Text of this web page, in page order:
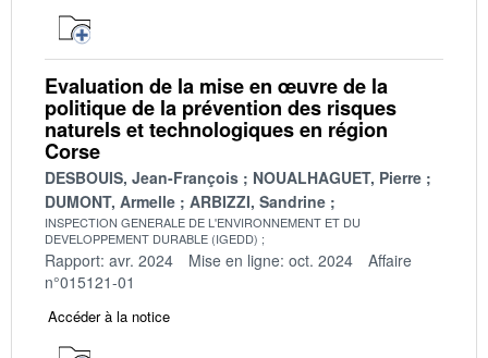
Evaluation de la mise en œuvre de la
politique de la prévention des risques
naturels et technologiques en région
Corse
DESBOUIS, Jean-François
NOUALHAGUET, Pierre
DUMONT, Armelle
ARBIZZI, Sandrine
INSPECTION GENERALE DE L'ENVIRONNEMENT ET DU
DEVELOPPEMENT DURABLE (IGEDD)
Rapport: avr. 2024 Mise en ligne: oct. 2024
Affaire
n°015121-01
Accéder à la notice